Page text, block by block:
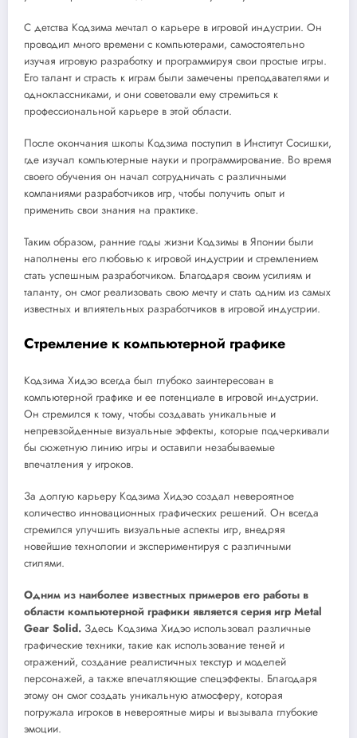
С детства Кодзима мечтал о карьере в игровой индустрии. Он
проводил много времени с компьютерами, самостоятельно
изучая игровую разработку и программируя свои простые игры.
Его талант и страсть к играм были замечены преподавателями и
одноклассниками, и они советовали ему стремиться к
профессиональной карьере в этой области.
После окончания школы Кодзима поступил в Институт Сосишки,
где изучал компьютерные науки и программирование. Во время
своего обучения он начал сотрудничать с различными
компаниями разработчиков игр, чтобы получить опыт и
применить свои знания на практике.
Таким образом, ранние годы жизни Кодзимы в Японии были
наполнены его любовью к игровой индустрии и стремлением
стать успешным разработчиком. Благодаря своим усилиям и
таланту, он смог реализовать свою мечту и стать одним из самых
известных и влиятельных разработчиков в игровой индустрии.
Стремление к компьютерной графике
Кодзима Хидэо всегда был глубоко заинтересован в
компьютерной графике и ее потенциале в игровой индустрии.
Он стремился к тому, чтобы создавать уникальные и
непревзойденные визуальные эффекты, которые подчеркивали
бы сюжетную линию игры и оставили незабываемые
впечатления у игроков.
За долгую карьеру Кодзима Хидэо создал невероятное
количество инновационных графических решений. Он всегда
стремился улучшить визуальные аспекты игр, внедряя
новейшие технологии и экспериментируя с различными
стилями.
Одним из наиболее известных примеров его работы в
области компьютерной графики является серия игр Metal
Gear Solid. Здесь Кодзима Хидэо использовал различные
графические техники, такие как использование теней и
отражений, создание реалистичных текстур и моделей
персонажей, а также впечатляющие спецэффекты. Благодаря
этому он смог создать уникальную атмосферу, которая
погружала игроков в невероятные миры и вызывала глубокие
эмоции.